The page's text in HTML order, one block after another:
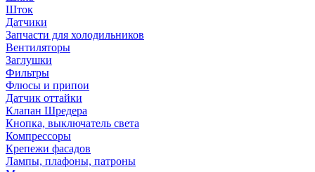
Шток
Датчики
Запчасти для холодильников
Вентиляторы
Заглушки
Фильтры
Флюсы и припои
Датчик оттайки
Клапан Шредера
Кнопка, выключатель света
Компрессоры
Крепежи фасадов
Лампы, плафоны, патроны